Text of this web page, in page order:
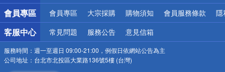
會員專區 會員專區 大宗採購 購物須知 會員服務條款 隱
客服中心 常見問題 服務公告 意見信箱
服務時間： 週一至週日 09:00-21:00，例假日依網站公告為主
公司地址： 台北市北投區大業路136號5樓 (台灣)